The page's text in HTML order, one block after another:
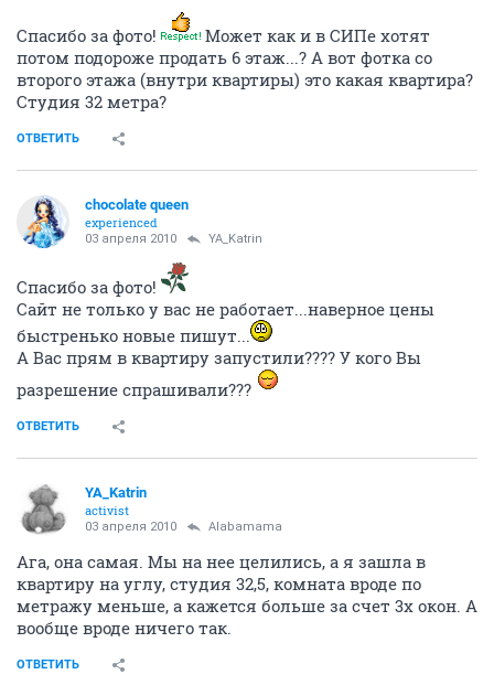
Спасибо за фото!
Может как и в СИПе хотят
потом подороже продать 6 этаж...? А вот фотка со
второго этажа (внутри квартиры) это какая квартира?
Студия 32 метра?
ОТВЕТИТЬ
chocolate queen
experienced
03 апреля 2010 YA_Katrin
Спасибо за фото!
Сайт не только у вас не работает...наверное цены
быстренько новые пишут...
А Вас прям в квартиру запустили???? У кого Вы
разрешение спрашивали???
ОТВЕТИТЬ
YA_Katrin
activist
03 апреля 2010 Alabamama
Ага, она самая. Мы на нее целились, а я зашла в
квартиру на углу, студия 32,5, комната вроде по
метражу меньше, а кажется больше за счет 3х окон. А
вообще вроде ничего так.
ОТВЕТИТЬ